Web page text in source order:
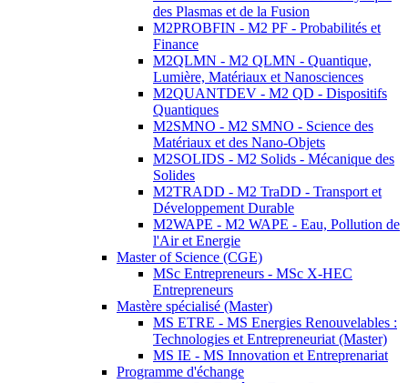
des Plasmas et de la Fusion
M2PROBFIN - M2 PF - Probabilités et
Finance
M2QLMN - M2 QLMN - Quantique,
Lumière, Matériaux et Nanosciences
M2QUANTDEV - M2 QD - Dispositifs
Quantiques
M2SMNO - M2 SMNO - Science des
Matériaux et des Nano-Objets
M2SOLIDS - M2 Solids - Mécanique des
Solides
M2TRADD - M2 TraDD - Transport et
Développement Durable
M2WAPE - M2 WAPE - Eau, Pollution de
l'Air et Energie
Master of Science (CGE)
MSc Entrepreneurs - MSc X-HEC
Entrepreneurs
Mastère spécialisé (Master)
MS ETRE - MS Energies Renouvelables :
Technologies et Entrepreneuriat (Master)
MS IE - MS Innovation et Entreprenariat
Programme d'échange